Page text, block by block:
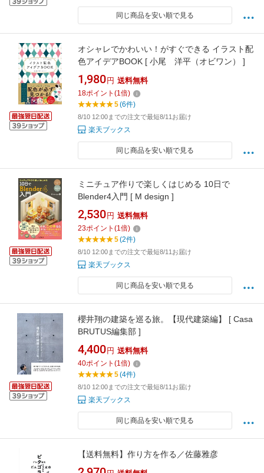
同じ商品を安い順で見る
オシャレでかわいい！がすぐできる イラスト配
色アイデアBOOK [ 小尾 洋平（オビワン） ]
1,980 円 送料無料
18ポイント (1倍)
5(6件)
8/10 12:00までの注文で最短8/11お届け
楽天ブックス
同じ商品を安い順で見る
ミニチュア作りで楽しくはじめる 10日で
Blender4入門 [ M design ]
2,530 円 送料無料
23ポイント (1倍)
5(2件)
8/10 12:00までの注文で最短8/11お届け
楽天ブックス
同じ商品を安い順で見る
櫻井翔の建築を巡る旅。【現代建築編】 [ Casa
BRUTUS編集部 ]
4,400 円 送料無料
40ポイント (1倍)
5(4件)
8/10 12:00までの注文で最短8/11お届け
楽天ブックス
同じ商品を安い順で見る
【送料無料】作り方を作る／佐藤雅彦